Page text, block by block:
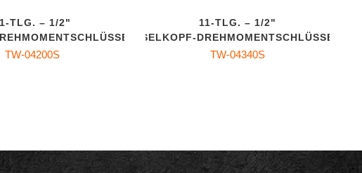
– 1/2"
TW-04200S
11‑TLG. – 1/2"
WECHSELKOPF‑DREHMOMENTSCHLÜSSEL‑SET
TW-04340S